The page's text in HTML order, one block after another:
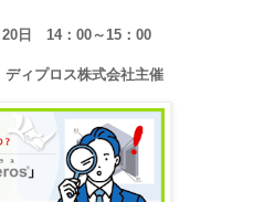
日 14：00～15：00
ディプロス株式会社主催